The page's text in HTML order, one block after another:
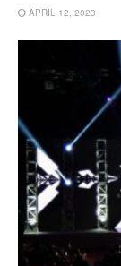
APRIL 12, 2023